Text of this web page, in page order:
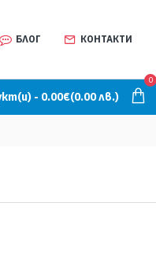
БЛОГ КОНТАКТИ
- 0.00€(0.00 лв.)
0